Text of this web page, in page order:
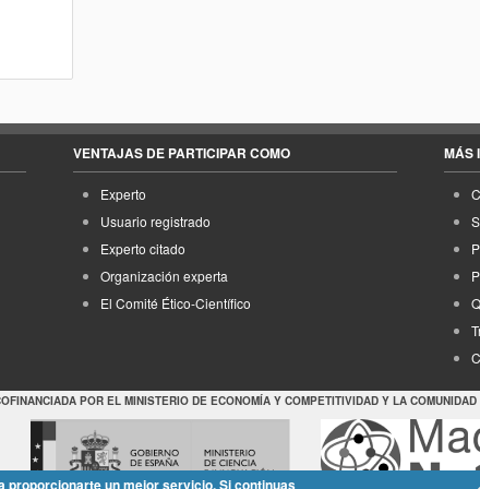
VENTAJAS DE PARTICIPAR COMO
Experto
Usuario registrado
Experto citado
Organización experta
El Comité Ético-Científico
MÁS
POR EL MINISTERIO DE ECONOMÍA Y COMPETITIVIDAD Y LA
un mejor servicio. Si continuas